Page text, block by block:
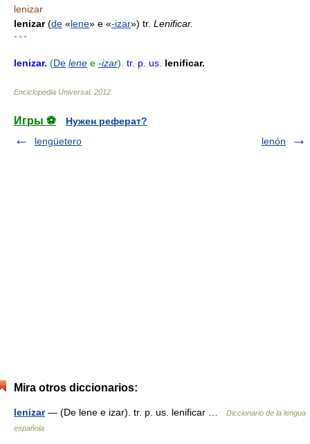
lenizar
lenizar(de «lene» e «-izar») tr. Lenificar.
* * *
lenizar. (De lene e -izar). tr. p. us. lenificar.
Enciclopedia Universal. 2012
Игры ⚽
Нужен реферат?
lengüetero
lenón
Mira otros diccionarios:
lenizar— (De lene e izar). tr. p. us. lenificar …
Diccionario de la lengua
española